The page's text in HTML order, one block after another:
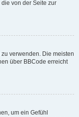
von der Seite zur
verwenden. Die meisten
über BBCode erreicht
um ein Gefühl